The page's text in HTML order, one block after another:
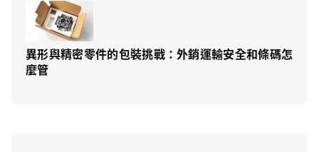
異形與精密零件的包裝挑戰：外銷運輸安全和條碼怎
麼管